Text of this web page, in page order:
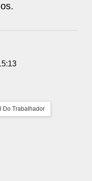
Do Trabalhador